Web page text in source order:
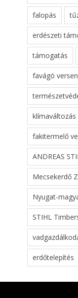
falopás
erdészeti
támogatás
favágó
klímaváltozás
fakitermelő
ANDREAS
Mecsekerdő
Nyugat-
STIHL
erdőtelepítés